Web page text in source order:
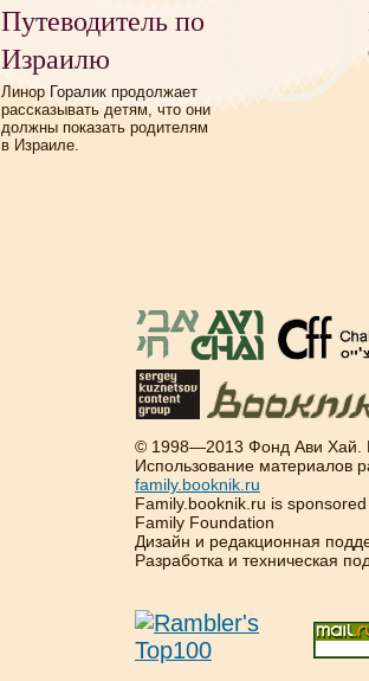
Путеводитель по
Израилю
Линор Горалик продолжает
рассказывать детям, что они
должны показать родителям
в Израиле.
© 1998—2013 Фонд Ави Хай.
Использование материалов
family.booknik.ru
Family.booknik.ru is
Family Foundation
Дизайн и редакционная
Разработка и техническая